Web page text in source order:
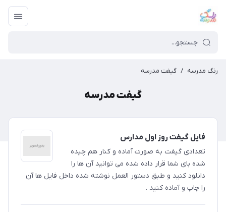
رنگ مدرسه / گیفت مدرسه
گیفت مدرسه
فایل گیفت روز اول مدارس
​​​​تعدادی گیفت به صورت آماده و کنار هم چیده
شده بای شما قرار داده شده می توانید آن ها را
دانلود کنید و طبق دستور العمل نوشته شده داخل فایل ها آن
را چاپ و آماده کنید .